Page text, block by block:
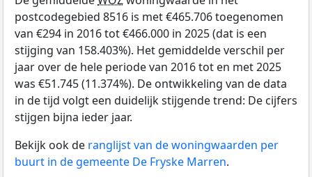
postcodegebied 8516 is met €465.706 toegenomen
van €294 in 2016 tot €466.000 in 2025 (dat is een
stijging van 158.403%). Het gemiddelde verschil per
jaar over de hele periode van 2016 tot en met 2025
was €51.745 (11.374%). De ontwikkeling van de data
in de tijd volgt een duidelijk stijgende trend: De cijfers
stijgen bijna ieder jaar.
Bekijk ook de ranglijst van de woningwaarden per
buurt in de gemeente De Fryske Marren.